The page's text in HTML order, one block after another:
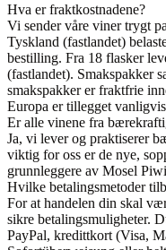
Hva er fraktkostnadene?
Vi sender våre viner trygt
Tyskland (fastlandet)
bestilling. Fra 18 flasker
(fastlandet). Smakspakker
smakspakker er fraktfrie
Europa er tillegget
Er alle vinene fra
Ja, vi lever og praktiserer
viktig for oss er de nye,
grunnleggere av Mosel
Hvilke betalingsmetoder
For at handelen din skal
sikre betalingsmuligheter.
PayPal, kredittkort (Visa,